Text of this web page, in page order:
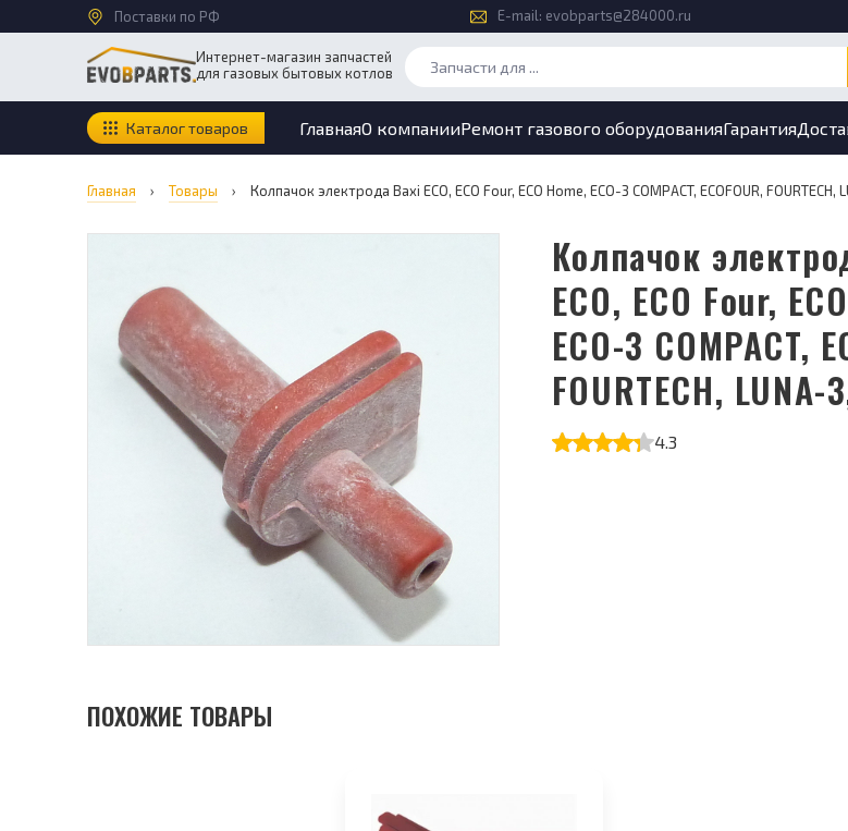
Поставки по РФ E-mail: evobparts@284000.ru
Интернет-магазин запчастей
для газовых бытовых котлов
Каталог товаров ГлавнаяО компанииРемонт газового оборудованияГарантия
Главная › Товары › Колпачок электрода Baxi ECO, ECO Four, ECO Home, ECO-3 COMPACT, ECOFOUR, FOURTECH,
Колпачок электрода Baxi
ECO, ECO Four,
ECO-3 COMPACT,
FOURTECH,
4.3
ПОХОЖИЕ ТОВАРЫ